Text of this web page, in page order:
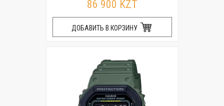
86 900 KZT
ДОБАВИТЬ В КОРЗИНУ